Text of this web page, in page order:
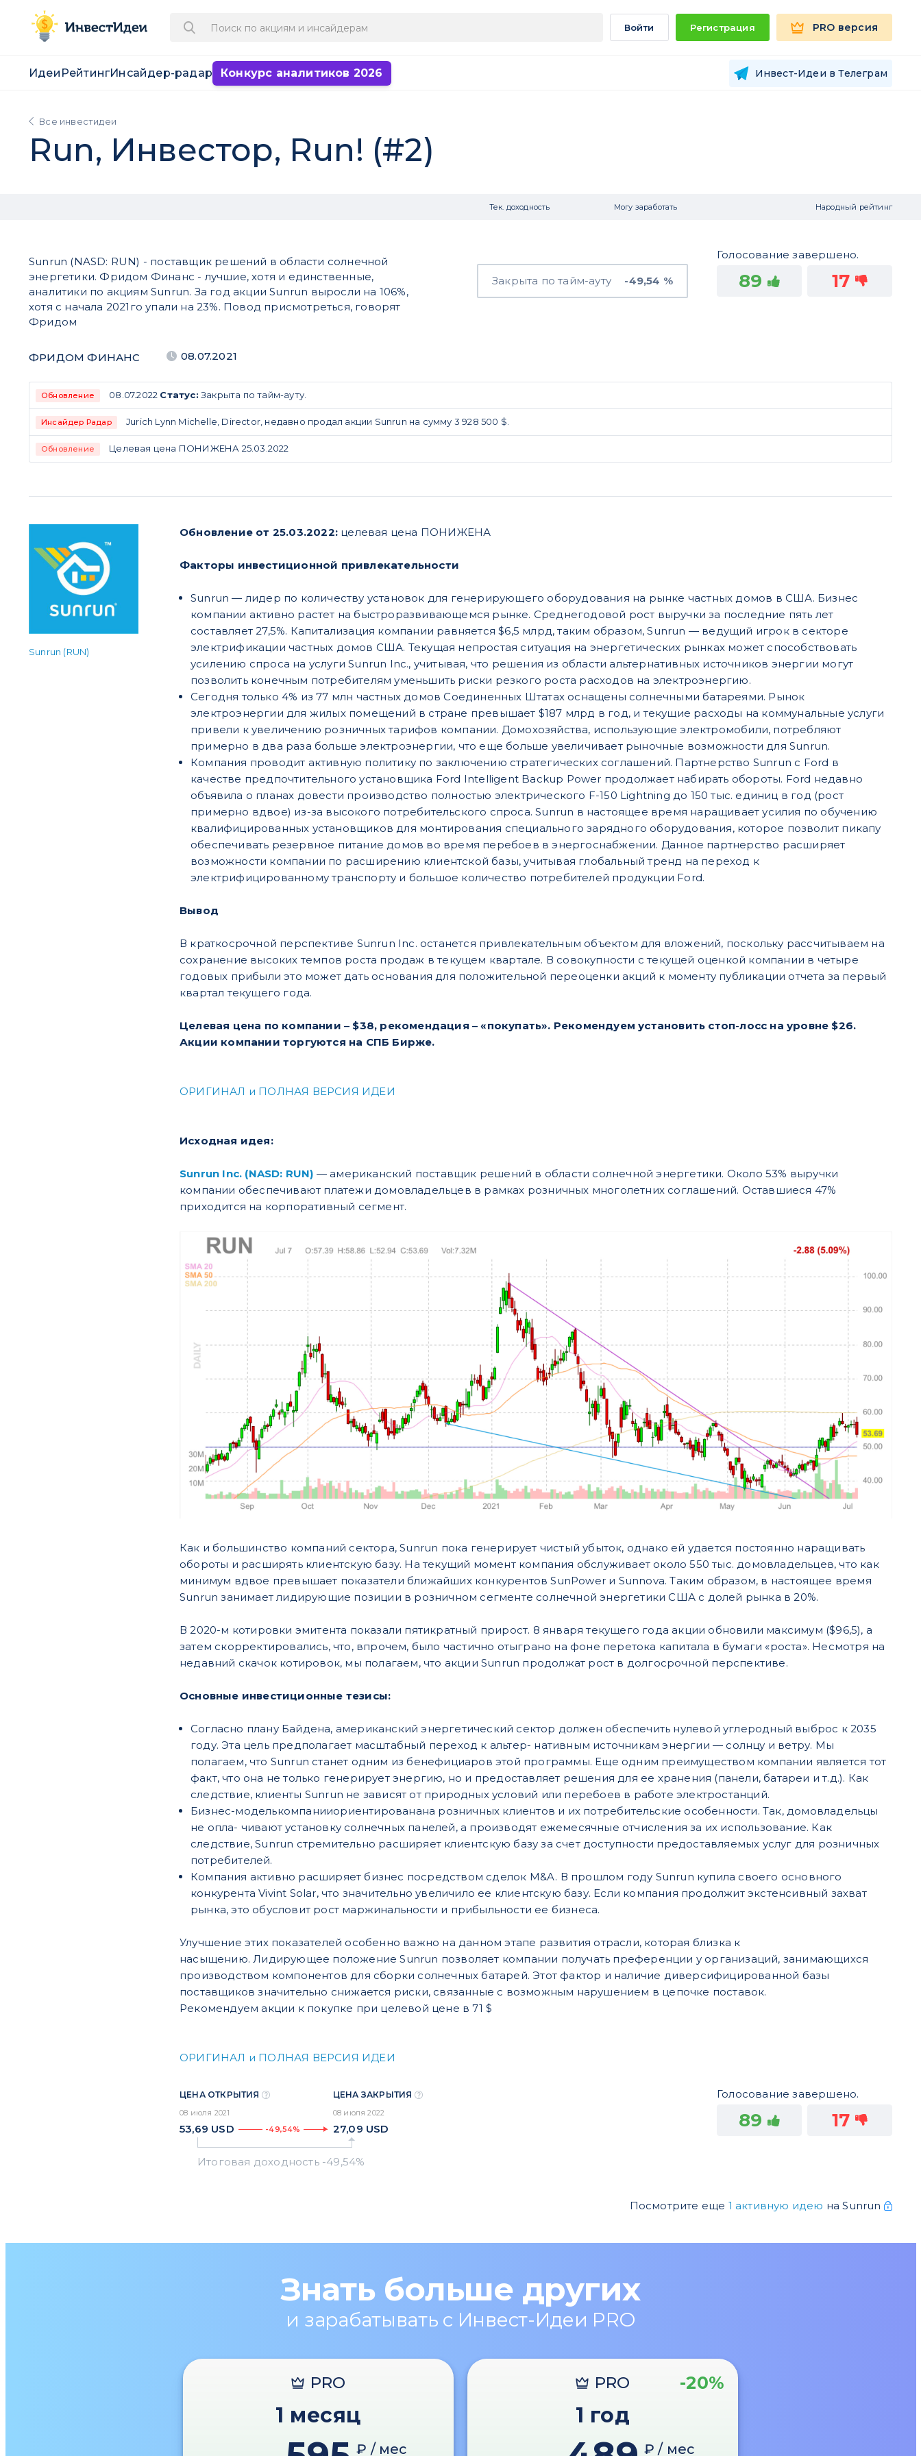
Войти Регистрация PRO версия
Идеи РейтингИнсайдер-радар Конкурс аналитиков 2026 Инвест-Идеи в Телеграм
Все инвестидеи
Run, Инвестор, Run! (#2)
Тек. доходность Могу заработать Народный рейтинг
Sunrun (NASD: RUN) - поставщик решений в области солнечной
энергетики. Фридом Финанс - лучшие, хотя и единственные,
аналитики по акциям Sunrun. За год акции Sunrun выросли на 106%,
хотя с начала 2021го упали на 23%. Повод присмотреться, говорят
Фридом
Закрыта по тайм-ауту -49,54 %
Голосование завершено.
89 17
ФРИДОМ ФИНАНС 08.07.2021
Обновление 08.07.2022 Статус: Закрыта по тайм-ауту.
Инсайдер Радар Jurich Lynn Michelle, Director, недавно продал акции Sunrun на сумму 3 928 500 $.
Обновление Целевая цена ПОНИЖЕНА 25.03.2022
Sunrun (RUN)
Обновление от 25.03.2022: целевая цена ПОНИЖЕНА
Факторы инвестиционной привлекательности
Sunrun — лидер по количеству установок для генерирующего оборудования на рынке частных домов в США. Бизнес
компании активно растет на быстроразвивающемся рынке. Среднегодовой рост выручки за последние пять лет
составляет 27,5%. Капитализация компании равняется $6,5 млрд, таким образом, Sunrun — ведущий игрок в секторе
электрификации частных домов США. Текущая непростая ситуация на энергетических рынках может способствовать
усилению спроса на услуги Sunrun Inc., учитывая, что решения из области альтернативных источников энергии могут
позволить конечным потребителям уменьшить риски резкого роста расходов на электроэнергию.
Сегодня только 4% из 77 млн частных домов Соединенных Штатах оснащены солнечными батареями. Рынок
электроэнергии для жилых помещений в стране превышает $187 млрд в год, и текущие расходы на коммунальные услуги
привели к увеличению розничных тарифов компании. Домохозяйства, использующие электромобили, потребляют
примерно в два раза больше электроэнергии, что еще больше увеличивает рыночные возможности для Sunrun.
Компания проводит активную политику по заключению стратегических соглашений. Партнерство Sunrun с Ford в
качестве предпочтительного установщика Ford Intelligent Backup Power продолжает набирать обороты. Ford недавно
объявила о планах довести производство полностью электрического F-150 Lightning до 150 тыс. единиц в год (рост
примерно вдвое) из-за высокого потребительского спроса. Sunrun в настоящее время наращивает усилия по обучению
квалифицированных установщиков для монтирования специального зарядного оборудования, которое позволит пикапу
обеспечивать резервное питание домов во время перебоев в энергоснабжении. Данное партнерство расширяет
возможности компании по расширению клиентской базы, учитывая глобальный тренд на переход к
электрифицированному транспорту и большое количество потребителей продукции Ford.
Вывод
В краткосрочной перспективе Sunrun Inc. останется привлекательным объектом для вложений, поскольку рассчитываем на
сохранение высоких темпов роста продаж в текущем квартале. В совокупности с текущей оценкой компании в четыре
годовых прибыли это может дать основания для положительной переоценки акций к моменту публикации отчета за первый
квартал текущего года.
Целевая цена по компании – $38, рекомендация – «покупать». Рекомендуем установить стоп-лосс на уровне $26.
Акции компании торгуются на СПБ Бирже.
ОРИГИНАЛ и ПОЛНАЯ ВЕРСИЯ ИДЕИ
Исходная идея:
Sunrun Inc. (NASD: RUN) — американский поставщик решений в области солнечной энергетики. Около 53% выручки
компании обеспечивают платежи домовладельцев в рамках розничных многолетних соглашений. Оставшиеся 47%
приходится на корпоративный сегмент.
Как и большинство компаний сектора, Sunrun пока генерирует чистый убыток, однако ей удается постоянно наращивать
обороты и расширять клиентскую базу. На текущий момент компания обслуживает около 550 тыс. домовладельцев, что как
минимум вдвое превышает показатели ближайших конкурентов SunPower и Sunnova. Таким образом, в настоящее время
Sunrun занимает лидирующие позиции в розничном сегменте солнечной энергетики США с долей рынка в 20%.
В 2020-м котировки эмитента показали пятикратный прирост. 8 января текущего года акции обновили максимум ($96,5), а
затем скорректировались, что, впрочем, было частично отыграно на фоне перетока капитала в бумаги «роста». Несмотря на
недавний скачок котировок, мы полагаем, что акции Sunrun продолжат рост в долгосрочной перспективе.
Основные инвестиционные тезисы:
Согласно плану Байдена, американский энергетический сектор должен обеспечить нулевой углеродный выброс к 2035
году. Эта цель предполагает масштабный переход к альтер- нативным источникам энергии — солнцу и ветру. Мы
полагаем, что Sunrun станет одним из бенефициаров этой программы. Еще одним преимуществом компании является тот
факт, что она не только генерирует энергию, но и предоставляет решения для ее хранения (панели, батареи и т.д.). Как
следствие, клиенты Sunrun не зависят от природных условий или перебоев в работе электростанций.
Бизнес-моделькомпанииориентированана розничных клиентов и их потребительские особенности. Так, домовладельцы
не опла- чивают установку солнечных панелей, а производят ежемесячные отчисления за их использование. Как
следствие, Sunrun стремительно расширяет клиентскую базу за счет доступности предоставляемых услуг для розничных
потребителей.
Компания активно расширяет бизнес посредством сделок M&A. В прошлом году Sunrun купила своего основного
конкурента Vivint Solar, что значительно увеличило ее клиентскую базу. Если компания продолжит экстенсивный захват
рынка, это обусловит рост маржинальности и прибыльности ее бизнеса.
Улучшение этих показателей особенно важно на данном этапе развития отрасли, которая близка к
насыщению. Лидирующее положение Sunrun позволяет компании получать преференции у организаций, занимающихся
производством компонентов для сборки солнечных батарей. Этот фактор и наличие диверсифицированной базы
поставщиков значительно снижается риски, связанные с возможным нарушением в цепочке поставок.
Рекомендуем акции к покупке при целевой цене в 71 $
ОРИГИНАЛ и ПОЛНАЯ ВЕРСИЯ ИДЕИ
ЦЕНА ОТКРЫТИЯ
08 июля 2021
53,69 USD -49,54%
ЦЕНА ЗАКРЫТИЯ
08 июля 2022
27,09 USD
Голосование завершено.
89 17
Посмотрите еще 1 активную идею на Sunrun
Знать больше других
и зарабатывать с Инвест-Идеи PRO
PRO
1 месяц
₽ / мес
PRO -20%
1 год
₽ / мес